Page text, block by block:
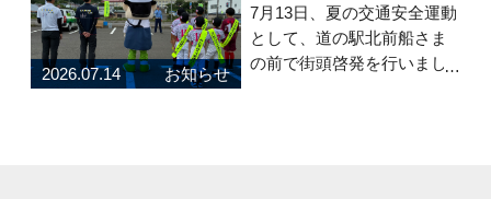
めのポイントを紹介してい
ます。 食事・睡眠・
2026.07.14 お知らせ
7月13日、夏の交通安全運動
として、道の駅北前船さま
の前で街頭啓発を行いまし